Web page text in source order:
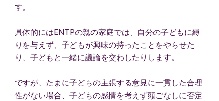
す。
具体的にはENTPの親の家庭では、自分の子どもに縛
りを与えず、子どもが興味の持ったことをやらせた
り、子どもと一緒に議論を交わしたりします。
ですが、たまに子どもの主張する意見に一貫した合理
性がない場合、子どもの感情を考えず頭ごなしに否定